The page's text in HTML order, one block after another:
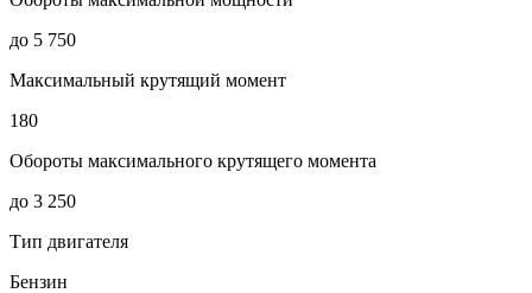
до 5 750
Максимальный крутящий момент
180
Обороты максимального крутящего момента
до 3 250
Тип двигателя
Бензин